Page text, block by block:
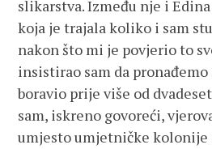
slikarstva. Između nje i
koja je trajala koliko i sam
nakon što mi je povjerio to
insistirao sam da
boravio prije više od
sam, iskreno govoreći,
umjesto umjetničke